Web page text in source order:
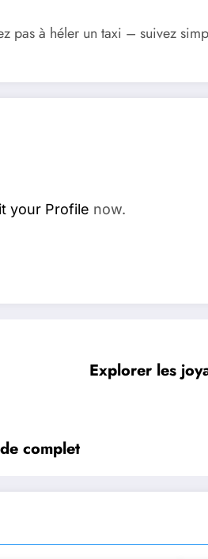
pas à héler un taxi – suivez
your Profile now.
Explorer les
complet